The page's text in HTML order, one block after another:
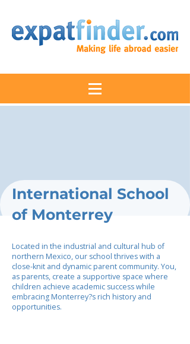
International School
of Monterrey
Located in the industrial and cultural hub of
northern Mexico, our school thrives with a
close-knit and dynamic parent community. You,
as parents, create a supportive space where
children achieve academic success while
embracing Monterrey?s rich history and
opportunities.